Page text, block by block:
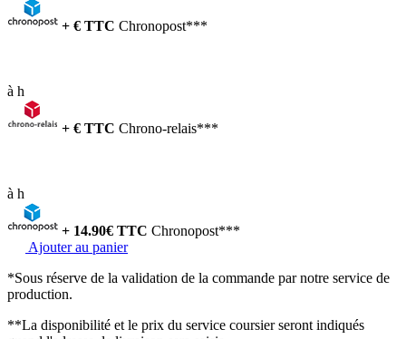
+ € TTC Chronopost***
à h
+ € TTC Chrono-relais***
à h
+ 14.90€ TTC Chronopost***
Ajouter au panier
*Sous réserve de la validation de la commande par notre service de
production.
**La disponibilité et le prix du service coursier seront indiqués